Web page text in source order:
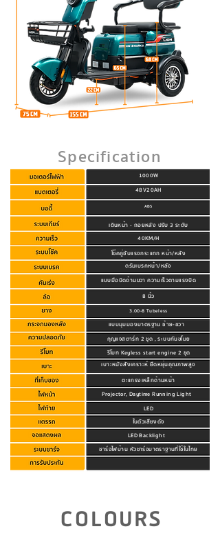
Specification
48V20AH
1000W
เดินหน้า - ถอยหลัง ปรับ 3 ระดับ
ABS
โช๊คคู่ซับแรงกระแทก หน้า/หลัง
ดรัมเบรกหน้า/หลัง
40KM/H
3.00-8 Tubeless
8 นิ้ว
แบบมือบิดด้านขวา ความเร็วตามแรงบิด
แบบมุมมองมาตรฐาน ซ้าย-ขวา
กุญแจสตาร์ท 2 ชุด , ระบบกันขโมย
รีโมท Keyless start engine 2 ชุด
เบาะหนังสังเคราะห์ ยืดหยุ่นคุณภาพสูง
ตะแกรงเหล็กด้านหน้า
Projector, Daytime Running Light
LED
LED Backlight
ชาร์จไฟบ้าน หัวชาร์จมาตราฐานที่ใช้ในไทย
ในตัวเสียงดัง
COLOURS